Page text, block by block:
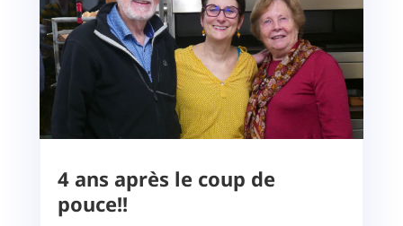
4 ans après le coup de
pouce!!